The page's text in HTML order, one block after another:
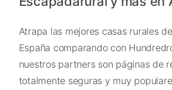
Atrapa las mejores casas rurales
España comparando con
nuestros partners son páginas de
totalmente seguras y muy